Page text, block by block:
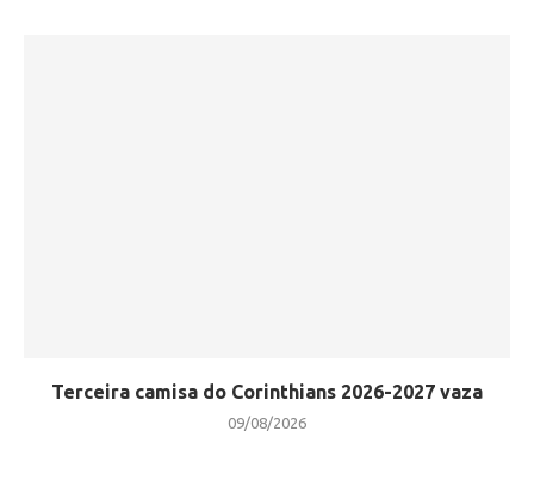
Terceira camisa do Corinthians 2026-2027 vaza
09/08/2026